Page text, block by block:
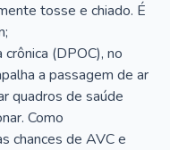
tosse e chiado. É
(DPOC), no
a passagem de ar
quadros de saúde
Como
chances de AVC e